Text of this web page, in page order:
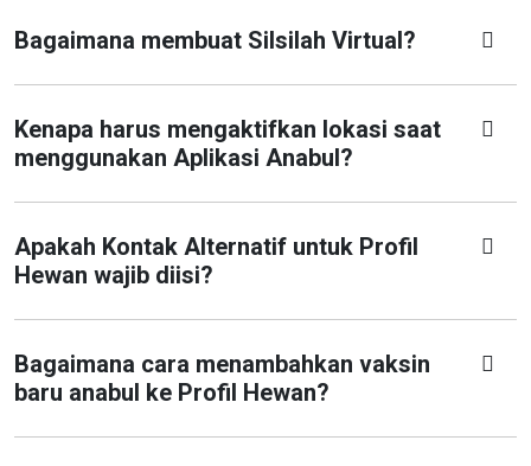
Bagaimana membuat Silsilah Virtual?
Kenapa harus mengaktifkan lokasi saat
menggunakan Aplikasi Anabul?
Apakah Kontak Alternatif untuk Profil
Hewan wajib diisi?
Bagaimana cara menambahkan vaksin
baru anabul ke Profil Hewan?